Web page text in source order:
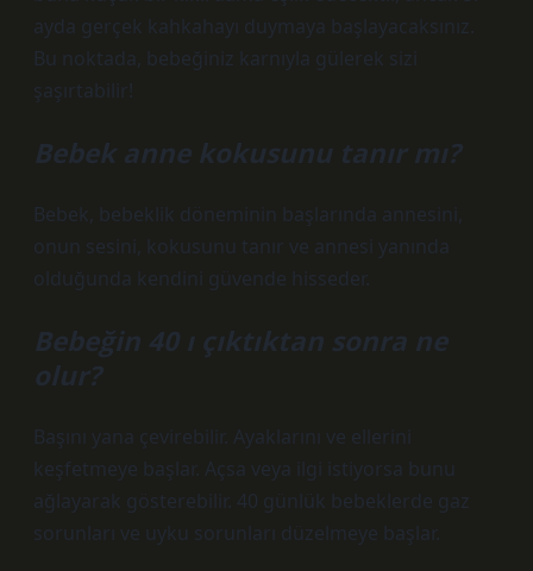
ayda gerçek kahkahayı duymaya başlayacaksınız.
Bu noktada, bebeğiniz karnıyla gülerek sizi
şaşırtabilir!
Bebek anne kokusunu tanır mı?
Bebek, bebeklik döneminin başlarında annesini,
onun sesini, kokusunu tanır ve annesi yanında
olduğunda kendini güvende hisseder.
Bebeğin 40 ı çıktıktan sonra ne
olur?
Başını yana çevirebilir. Ayaklarını ve ellerini
keşfetmeye başlar. Açsa veya ilgi istiyorsa bunu
ağlayarak gösterebilir. 40 günlük bebeklerde gaz
sorunları ve uyku sorunları düzelmeye başlar.